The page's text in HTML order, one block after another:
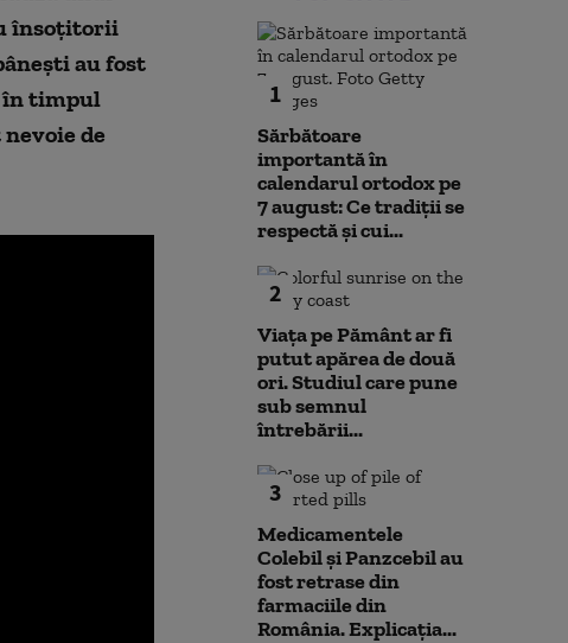
însoțitorii
au fost
în timpul
de
1
Sărbătoare
importantă în
calendarul ortodox pe
7 august: Ce tradiții se
respectă și cui...
2
Viața pe Pământ ar fi
putut apărea de două
ori. Studiul care pune
sub semnul
întrebării...
3
Medicamentele
Colebil și Panzcebil au
fost retrase din
farmaciile din
România. Explicația...